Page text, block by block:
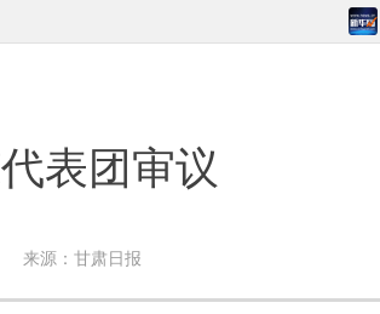
表团审议
来源：甘肃日报